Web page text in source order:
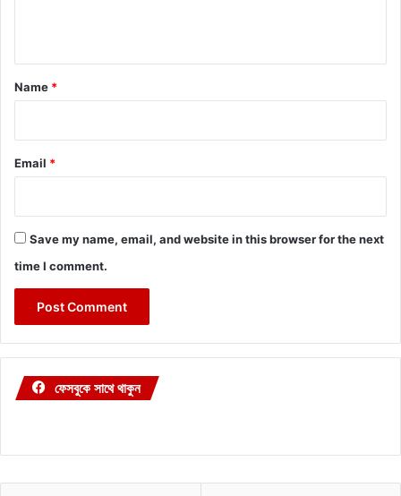
*
Name *
Email *
Save my name, email, and website in this browser for the next
time I comment.
ফেসবুকে সাথে থাকুন